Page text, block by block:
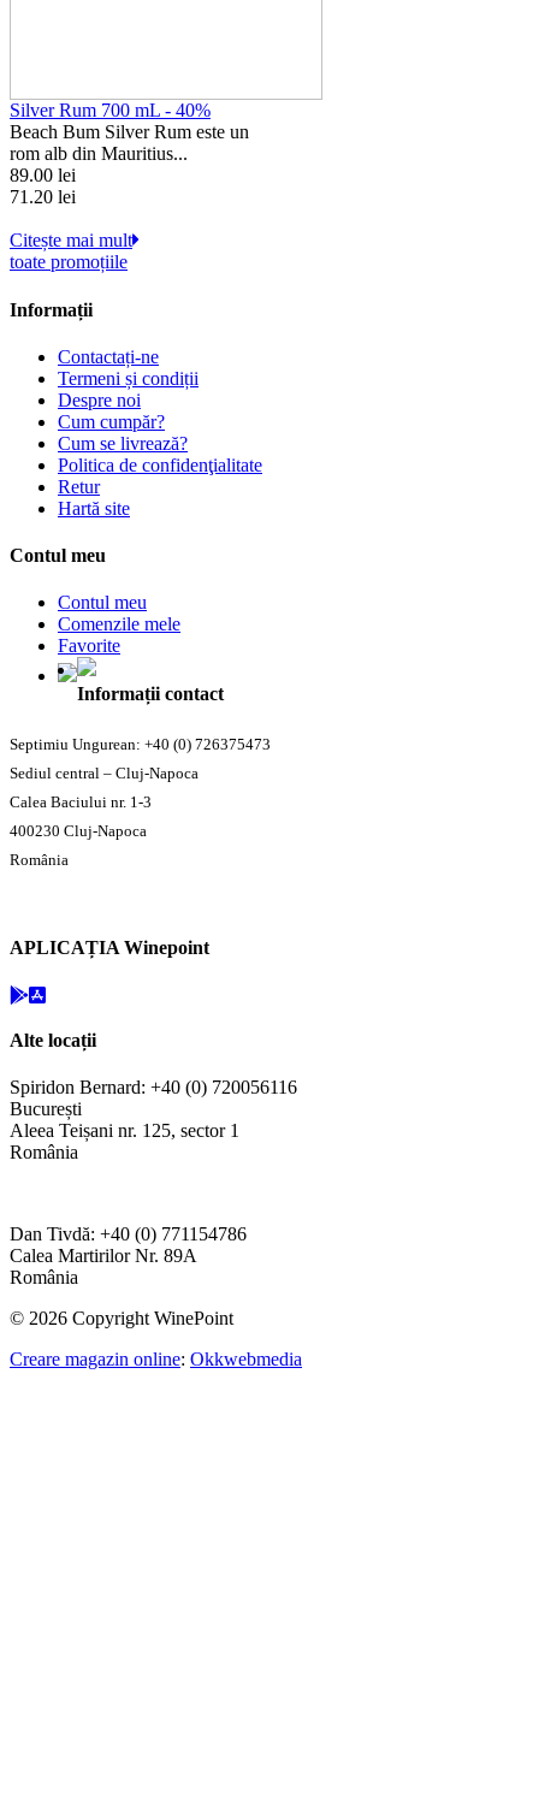
Silver Rum 700 mL - 40%
Beach Bum Silver Rum este un
rom alb din Mauritius...
89.00 lei
71.20 lei
Citește mai mult
toate promoțiile
Informații
Contactați-ne
Termeni și condiții
Despre noi
Cum cumpăr?
Cum se livrează?
Politica de confidenţialitate
Retur
Hartă site
Contul meu
Contul meu
Comenzile mele
Favorite
Informații contact
Septimiu Ungurean: +40 (0) 726375473
Sediul central – Cluj-Napoca
Calea Baciului nr. 1-3
400230 Cluj-Napoca
România
APLICAȚIA Winepoint
Alte locații
Spiridon Bernard: +40 (0) 720056116
București
Aleea Teișani nr. 125, sector 1
România
Dan Tivdă: +40 (0) 771154786
Calea Martirilor Nr. 89A
România
© 2026 Copyright WinePoint
Creare magazin online: Okkwebmedia